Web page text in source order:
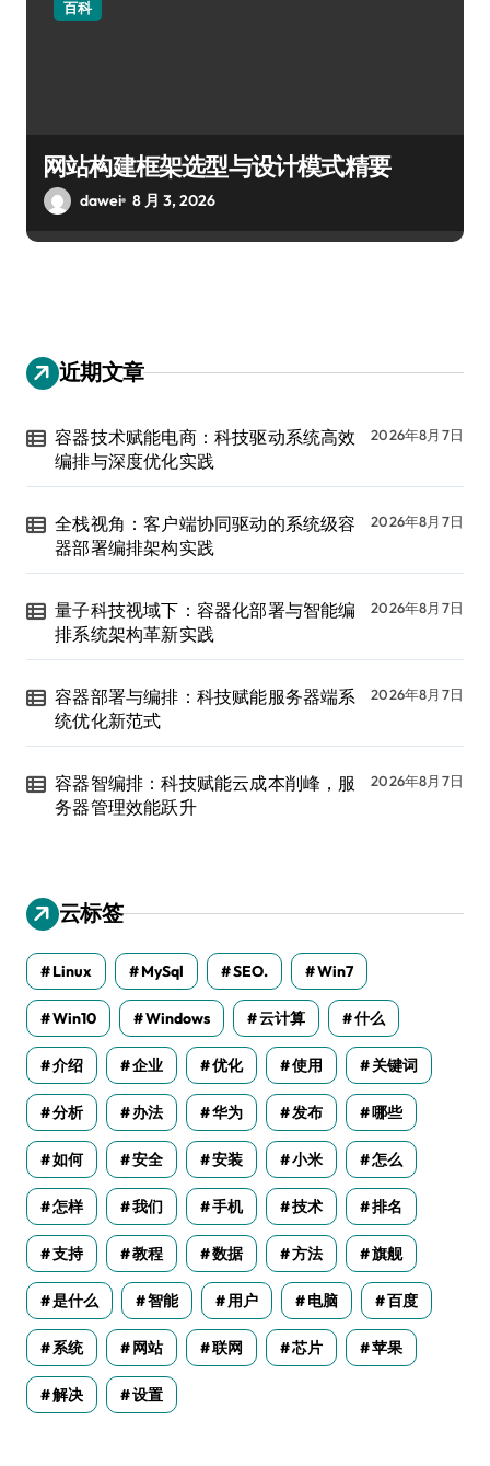
百科
网站构建框架选型与设计模式精要
dawei 8 月 3, 2026
近期文章
容器技术赋能电商：科技驱动系统高效
编排与深度优化实践
2026年8月7日
全栈视角：客户端协同驱动的系统级容
器部署编排架构实践
2026年8月7日
量子科技视域下：容器化部署与智能编
排系统架构革新实践
2026年8月7日
容器部署与编排：科技赋能服务器端系
统优化新范式
2026年8月7日
容器智编排：科技赋能云成本削峰，服
务器管理效能跃升
2026年8月7日
云标签
Linux MySql SEO. Win7
Win10 Windows 云计算 什么
介绍 企业 优化 使用 关键词
分析 办法 华为 发布 哪些
如何 安全 安装 小米 怎么
怎样 我们 手机 技术 排名
支持 教程 数据 方法 旗舰
是什么 智能 用户 电脑 百度
系统 网站 联网 芯片 苹果
解决 设置